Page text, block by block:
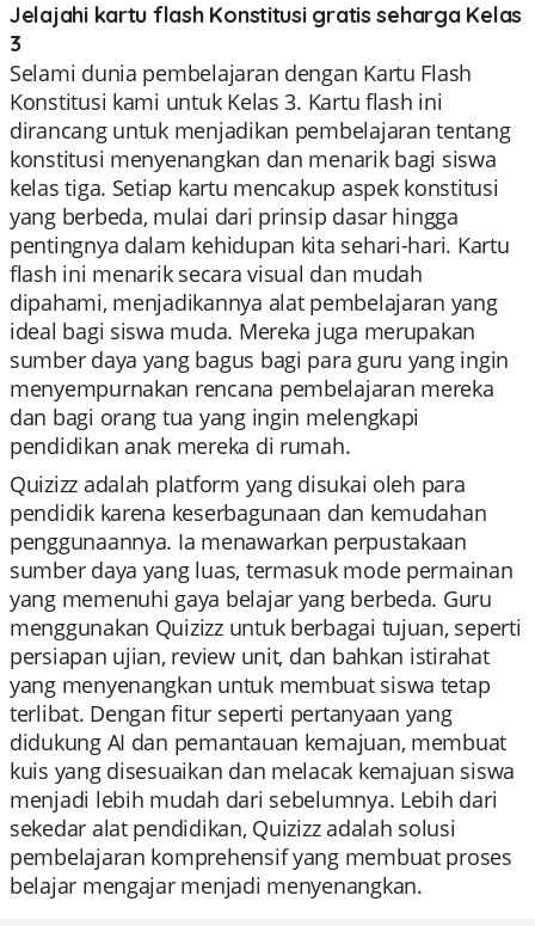
Jelajahi kartu flash Konstitusi gratis seharga Kelas
3
Selami dunia pembelajaran dengan Kartu Flash
Konstitusi kami untuk Kelas 3. Kartu flash ini
dirancang untuk menjadikan pembelajaran tentang
konstitusi menyenangkan dan menarik bagi siswa
kelas tiga. Setiap kartu mencakup aspek konstitusi
yang berbeda, mulai dari prinsip dasar hingga
pentingnya dalam kehidupan kita sehari-hari. Kartu
flash ini menarik secara visual dan mudah
dipahami, menjadikannya alat pembelajaran yang
ideal bagi siswa muda. Mereka juga merupakan
sumber daya yang bagus bagi para guru yang ingin
menyempurnakan rencana pembelajaran mereka
dan bagi orang tua yang ingin melengkapi
pendidikan anak mereka di rumah.
Quizizz adalah platform yang disukai oleh para
pendidik karena keserbagunaan dan kemudahan
penggunaannya. Ia menawarkan perpustakaan
sumber daya yang luas, termasuk mode permainan
yang memenuhi gaya belajar yang berbeda. Guru
menggunakan Quizizz untuk berbagai tujuan, seperti
persiapan ujian, review unit, dan bahkan istirahat
yang menyenangkan untuk membuat siswa tetap
terlibat. Dengan fitur seperti pertanyaan yang
didukung AI dan pemantauan kemajuan, membuat
kuis yang disesuaikan dan melacak kemajuan siswa
menjadi lebih mudah dari sebelumnya. Lebih dari
sekedar alat pendidikan, Quizizz adalah solusi
pembelajaran komprehensif yang membuat proses
belajar mengajar menjadi menyenangkan.